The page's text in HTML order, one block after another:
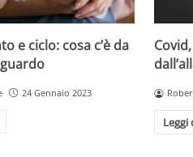
e ciclo: cosa c’è da
24 Gennaio 2023
Leggi